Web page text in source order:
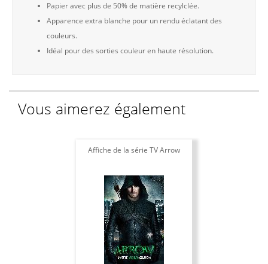
Papier avec plus de 50% de matière recylclée.
Apparence extra blanche pour un rendu éclatant des
couleurs.
Idéal pour des sorties couleur en haute résolution.
Vous aimerez également
Affiche de la série TV Arrow